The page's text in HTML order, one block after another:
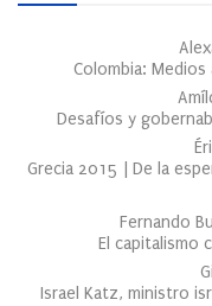
Colombia:
Desafíos y
Grecia 2015 | De la
Fernando
El capitalismo
Israel Katz, ministro